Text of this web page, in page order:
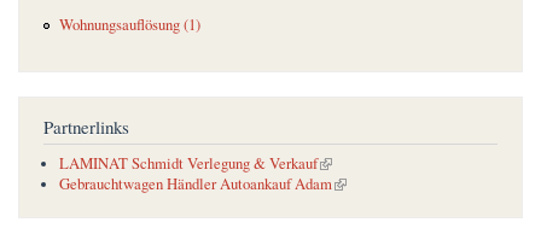
Wohnungsauflösung (1)
Partnerlinks
LAMINAT Schmidt Verlegung & Verkauf
(link is external)
Gebrauchtwagen Händler Autoankauf Adam
(link is external)